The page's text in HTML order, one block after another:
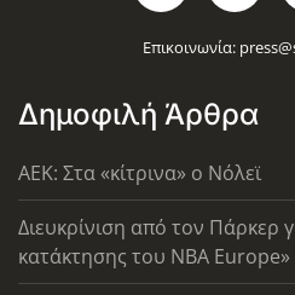
Επικοινωνία:
Δημοφιλή Άρθρα
AEK: Στα «κίτρινα» ο Νόλεϊ
Διευκρίνιση από τον Πάρκερ
κατάκτησης του ΝΒΑ Europe»